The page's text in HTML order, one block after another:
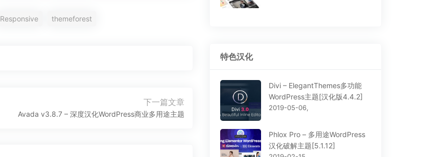
Responsive themeforest
下一篇文章
Avada v3.8.7 – 深度汉化WordPress商业多用途主题
特色汉化
Divi – ElegantThemes多功能
WordPress主题[汉化版4.4.2]
2019-05-06,
Phlox Pro – 多用途WordPress
汉化破解主题[5.1.12]